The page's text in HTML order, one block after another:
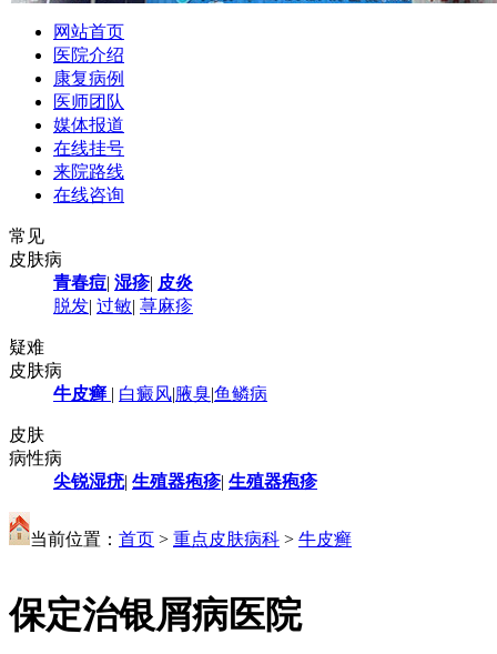
网站首页
医院介绍
康复病例
医师团队
媒体报道
在线挂号
来院路线
在线咨询
常见
皮肤病
青春痘| 湿疹| 皮炎
脱发| 过敏| 荨麻疹
疑难
皮肤病
牛皮癣 | 白癜风|腋臭|鱼鳞病
皮肤
病性病
尖锐湿疣| 生殖器疱疹| 生殖器疱疹
当前位置： 首页 > 重点皮肤病科 > 牛皮癣
保定治银屑病医院